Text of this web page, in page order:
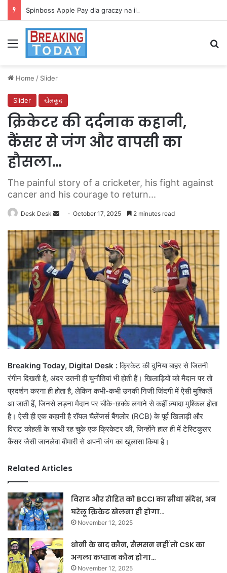
Spinboss Apple Pay dla graczy na iPhone
Menu
Home / Slider
Slider खेलकूद
क्रिकेटर की दर्दनाक कहानी,
कैंसर से जंग और वापसी का
हौसला…
The painful story of a cricketer, his fight against
cancer and his courage to return...
Desk Desk
Send
email
October 17, 2025 2 minutes read
Breaking Today, Digital Desk :क्रिकेट की दुनिया बाहर से जितनी
रंगीन दिखती है, अंदर उतनी ही चुनौतियां भी होती हैं। खिलाड़ियों को मैदान पर तो
प्रदर्शन करना ही होता है, लेकिन कभी-कभी उनकी निजी जिंदगी में ऐसी मुश्किलें
आ जाती हैं, जिनसे लड़ना मैदान पर चौके-छक्के लगाने से कहीं ज़्यादा मुश्किल होता
है। ऐसी ही एक कहानी है रॉयल चैलेंजर्स बैंगलोर (RCB) के पूर्व खिलाड़ी और
विराट कोहली के साथी रह चुके एक क्रिकेटर की, जिन्होंने हाल ही में टेस्टिकुलर
कैंसर जैसी जानलेवा बीमारी से अपनी जंग का खुलासा किया है।
Related Articles
विराट और रोहित को BCCI का सीधा संदेश, अब
घरेलू क्रिकेट खेलना ही होगा…
November 12, 2025
धोनी के बाद कौन, सैमसन नहीं तो CSK का
अगला कप्तान कौन होगा…
November 12, 2025